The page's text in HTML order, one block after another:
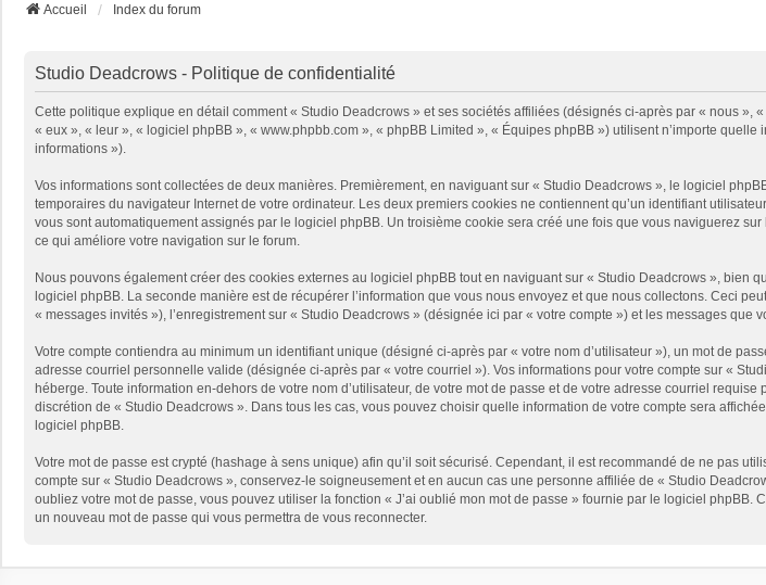
Accueil Index du forum
Studio Deadcrows - Politique de confidentialité
Cette politique explique en détail comment « Studio Deadcrows » et ses sociétés affiliées (désignés ci-après par « nous
« eux », « leur », « logiciel phpBB », « www.phpbb.com », « phpBB Limited », « Équipes phpBB ») utilisent n’importe
informations »).
Vos informations sont collectées de deux manières. Premièrement, en naviguant sur « Studio Deadcrows », le logiciel
temporaires du navigateur Internet de votre ordinateur. Les deux premiers cookies ne contiennent qu’un identifiant
vous sont automatiquement assignés par le logiciel phpBB. Un troisième cookie sera créé une fois que vous naviguerez
ce qui améliore votre navigation sur le forum.
Nous pouvons également créer des cookies externes au logiciel phpBB tout en naviguant sur « Studio Deadcrows »,
logiciel phpBB. La seconde manière est de récupérer l’information que vous nous envoyez et que nous collectons. Ceci
« messages invités »), l’enregistrement sur « Studio Deadcrows » (désignée ici par « votre compte ») et les messages
Votre compte contiendra au minimum un identifiant unique (désigné ci-après par « votre nom d’utilisateur »), un mot de
adresse courriel personnelle valide (désignée ci-après par « votre courriel »). Vos informations pour votre compte sur «
héberge. Toute information en-dehors de votre nom d’utilisateur, de votre mot de passe et de votre adresse courriel
discrétion de « Studio Deadcrows ». Dans tous les cas, vous pouvez choisir quelle information de votre compte sera
logiciel phpBB.
Votre mot de passe est crypté (hashage à sens unique) afin qu’il soit sécurisé. Cependant, il est recommandé de ne pas
compte sur « Studio Deadcrows », conservez-le soigneusement et en aucun cas une personne affiliée de « Studio
oubliez votre mot de passe, vous pouvez utiliser la fonction « J’ai oublié mon mot de passe » fournie par le logiciel
un nouveau mot de passe qui vous permettra de vous reconnecter.